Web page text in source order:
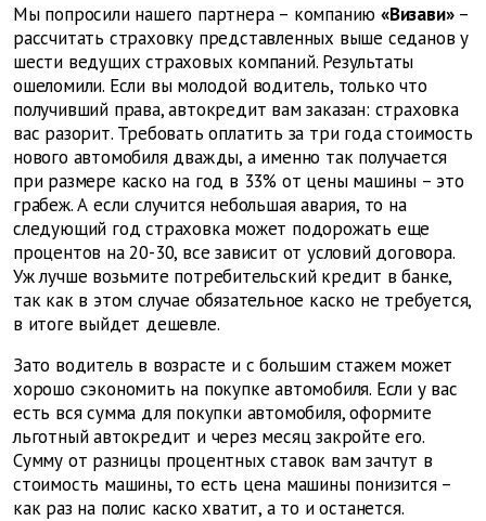
Мы попросили нашего партнера – компанию «Визави»–
рассчитать страховку представленных выше седанов у
шести ведущих страховых компаний. Результаты
ошеломили. Если вы молодой водитель, только что
получивший права, автокредит вам заказан: страховка
вас разорит. Требовать оплатить за три года стоимость
нового автомобиля дважды, а именно так получается
при размере каско на год в 33% от цены машины – это
грабеж. А если случится небольшая авария, то на
следующий год страховка может подорожать еще
процентов на 20-30, все зависит от условий договора.
Уж лучше возьмите потребительский кредит в банке,
так как в этом случае обязательное каско не требуется,
в итоге выйдет дешевле.
Зато водитель в возрасте и с большим стажем может
хорошо сэкономить на покупке автомобиля. Если у вас
есть вся сумма для покупки автомобиля, оформите
льготный автокредит и через месяц закройте его.
Сумму от разницы процентных ставок вам зачтут в
стоимость машины, то есть цена машины понизится –
как раз на полис каско хватит, а то и останется.